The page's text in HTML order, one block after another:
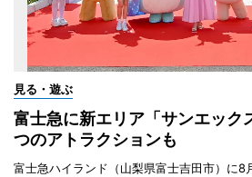
見る・遊ぶ
富士急に新エリア「サンエッ
つのアトラクションも
富士急ハイランド（山梨県富士吉田市）に8